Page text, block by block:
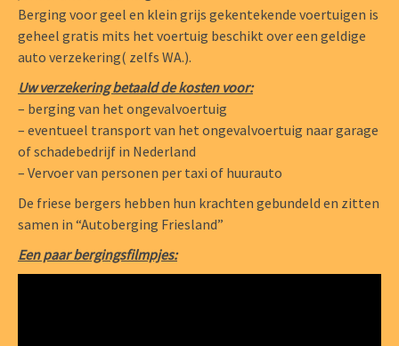
Berging voor geel en klein grijs gekentekende voertuigen is
geheel gratis mits het voertuig beschikt over een geldige
auto verzekering( zelfs WA.).
Uw verzekering betaald de kosten voor:
– berging van het ongevalvoertuig
– eventueel transport van het ongevalvoertuig naar garage
of schadebedrijf in Nederland
– Vervoer van personen per taxi of huurauto
De friese bergers hebben hun krachten gebundeld en zitten
samen in “Autoberging Friesland”
Een paar bergingsfilmpjes: